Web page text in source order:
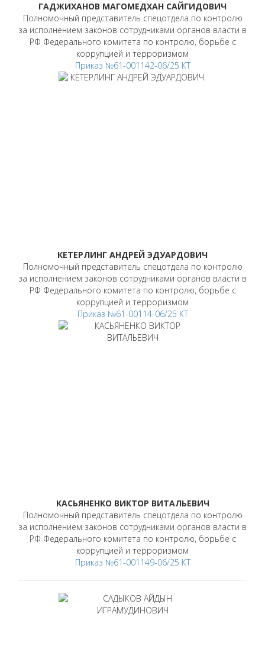
ГАДЖИХАНОВ МАГОМЕДХАН САЙГИДОВИЧ
Полномочный представитель спецотдела по контролю
за исполнением законов сотрудниками органов власти в
РФ Федерального комитета по контролю, борьбе с
коррупцией и терроризмом
Приказ №61-001142-06/25 КТ
КЕТЕРЛИНГ АНДРЕЙ ЭДУАРДОВИЧ
Полномочный представитель спецотдела по контролю
за исполнением законов сотрудниками органов власти в
РФ Федерального комитета по контролю, борьбе с
коррупцией и терроризмом
Приказ №61-00114-06/25 КТ
КАСЬЯНЕНКО ВИКТОР ВИТАЛЬЕВИЧ
Полномочный представитель спецотдела по контролю
за исполнением законов сотрудниками органов власти в
РФ Федерального комитета по контролю, борьбе с
коррупцией и терроризмом
Приказ №61-001149-06/25 КТ